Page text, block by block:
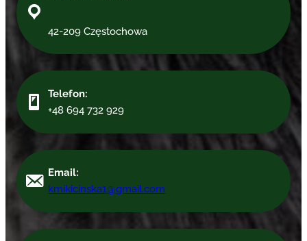
42-209 Częstochowa
Telefon:
+48 694 732 929
Email:
kmikicinska1@gmail.com